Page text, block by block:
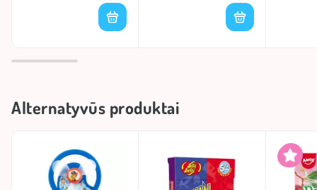
Alternatyvūs produktai